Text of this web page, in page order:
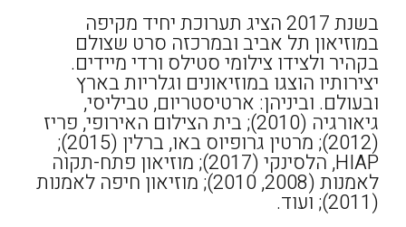
בשנת 2017 הציג תערוכת יחיד מקיפה
במוזיאון תל אביב ובמרכזה סרט שצולם
בקהיר ולצידו צילומי סטילס ורדי מיידים.
יצירותיו הוצגו במוזיאונים וגלריות בארץ
ובעולם. וביניהן: ארטיסטריום, טביליסי,
גיאורגיה (2010); בית הצילום האירופי, פריז
(2012); מרטין גרופיוס באו, ברלין (2015);
HIAP, הלסינקי (2017); מוזיאון פתח-תקוה
לאמנות (2008, 2010); מוזיאון חיפה לאמנות
(2011); ועוד.